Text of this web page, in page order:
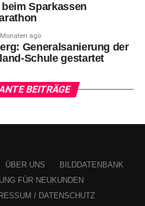
die Noris-Kufenjäger vor
erst davon auf 5:3
auch nach dem 5:4-Anschluß
noch zwei Antworten parat
Sparkassen
ago
Generalsanierung der
Schule gestartet
BEITRÄGE
ÜBER UNS
BILDDATENBANK
FÜR NEUKUNDEN
/ DATENSCHUTZ